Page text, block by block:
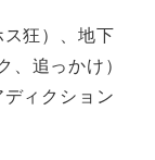
狂）、地下
追っかけ）
ィクション